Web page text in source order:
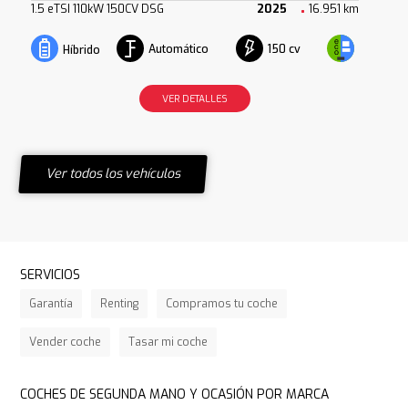
1.5 eTSI 110kW 150CV DSG 2025 16.951 km
Híbrido Automático 150 cv
VER DETALLES
Ver todos los vehículos
SERVICIOS
Garantía Renting Compramos tu coche
Vender coche Tasar mi coche
COCHES DE SEGUNDA MANO Y OCASIÓN POR MARCA